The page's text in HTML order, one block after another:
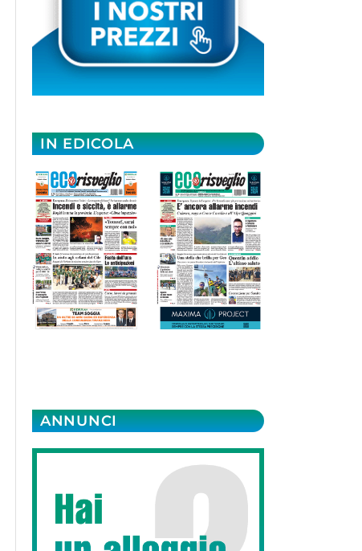
IN EDICOLA
ANNUNCI